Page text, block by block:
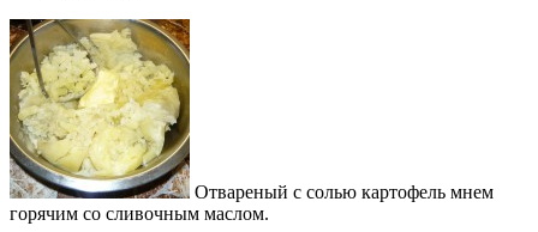
Отвареный с солью картофель мнем
горячим со сливочным маслом.